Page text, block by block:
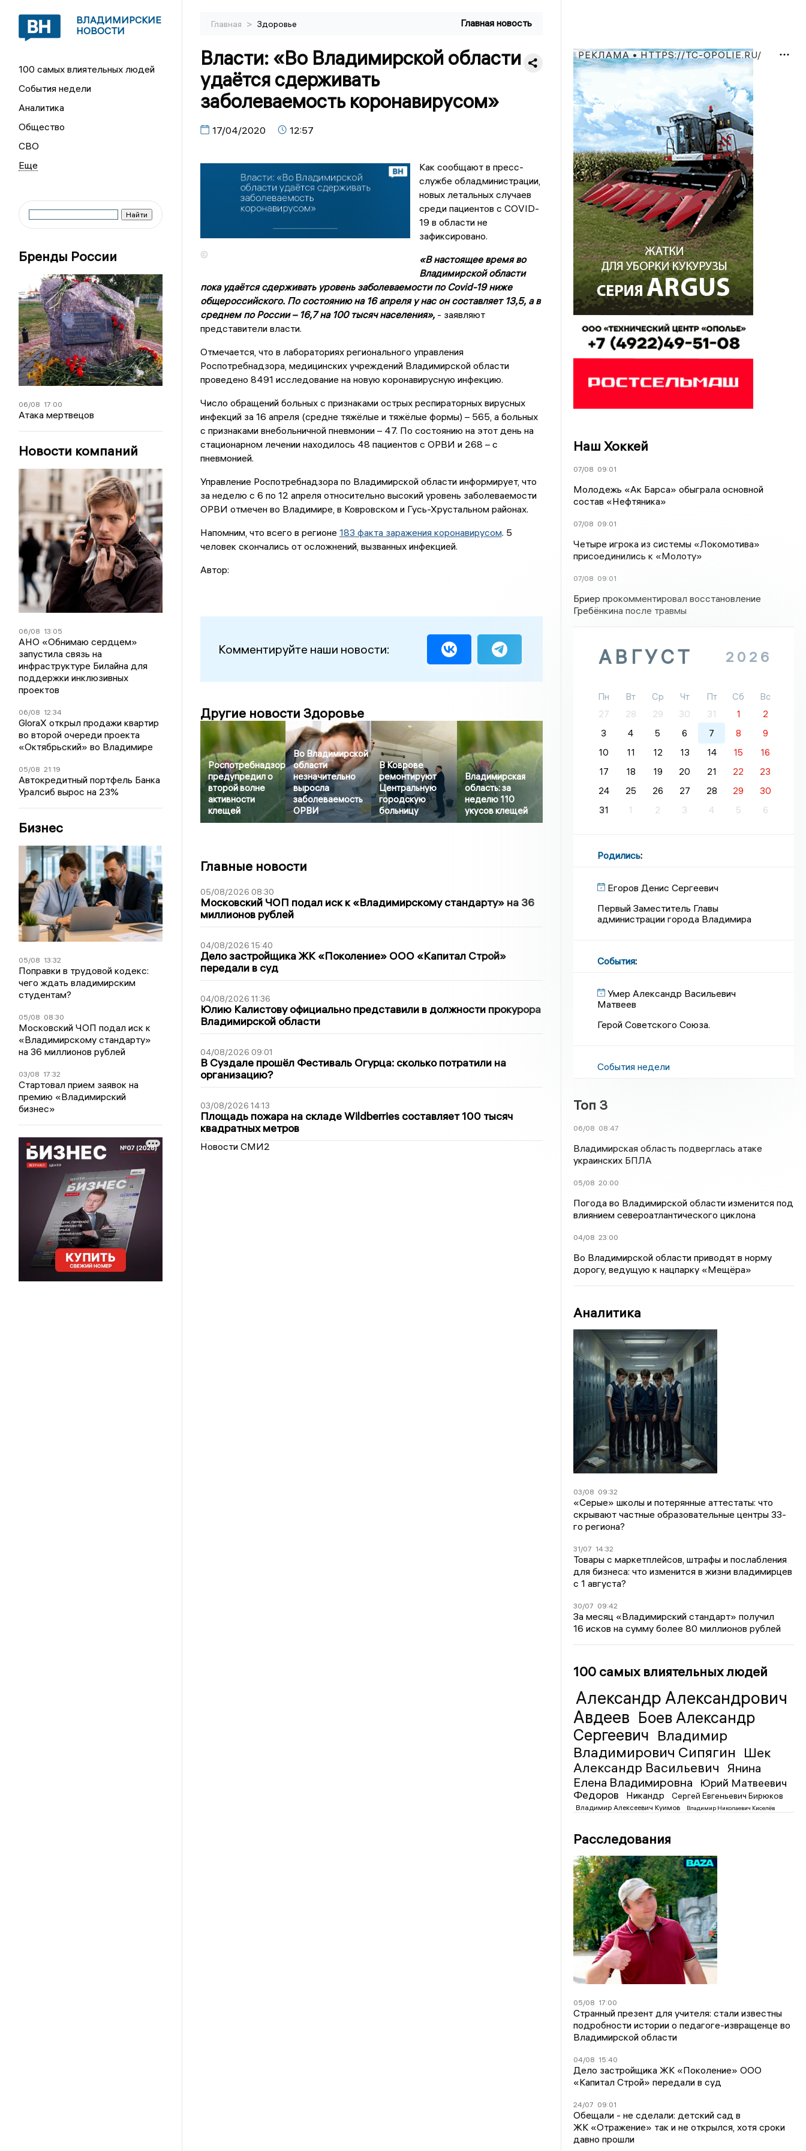
ВЛАДИМИРСКИЕ
НОВОСТИ
100 самых влиятельных людей
События недели
Аналитика
Общество
СВО
Бренды России
06/08 17:00
Атака мертвецов
Новости компаний
06/08 13:05
АНО «Обнимаю сердцем»
запустила связь на
инфраструктуре Билайна для
поддержки инклюзивных
проектов
06/08 12:34
GloraX открыл продажи квартир
во второй очереди проекта
«Октябрьский» во Владимире
05/08 21:19
Автокредитный портфель Банка
Уралсиб вырос на 23%
Бизнес
05/08 13:32
Поправки в трудовой кодекс:
чего ждать владимирским
студентам?
05/08 08:30
Московский ЧОП подал иск к
«Владимирскому стандарту»
на 36 миллионов рублей
03/08 17:32
Стартовал прием заявок на
премию «Владимирский
бизнес»
Главная > Здоровье Главная новость
Власти: «Во Владимирской области
удаётся сдерживать
заболеваемость коронавирусом»
17/04/2020 12:57
©
Как сообщают в пресс-
службе обладминистрации,
новых летальных случаев
среди пациентов с COVID-
19 в области не
зафиксировано.
«В настоящее время во
Владимирской области
пока удаётся сдерживать уровень заболеваемости по Covid-19 ниже
общероссийского. По состоянию на 16 апреля у нас он составляет 13,5, а в
среднем по России – 16,7 на 100 тысяч населения», - заявляют
представители власти.
Отмечается, что в лабораториях регионального управления
Роспотребнадзора, медицинских учреждений Владимирской области
проведено 8491 исследование на новую коронавирусную инфекцию.
Число обращений больных с признаками острых респираторных вирусных
инфекций за 16 апреля (средне тяжёлые и тяжёлые формы) – 565, а больных
с признаками внебольничной пневмонии – 47. По состоянию на этот день на
стационарном лечении находилось 48 пациентов с ОРВИ и 268 – с
пневмонией.
Управление Роспотребнадзора по Владимирской области информирует, что
за неделю с 6 по 12 апреля относительно высокий уровень заболеваемости
ОРВИ отмечен во Владимире, в Ковровском и Гусь-Хрустальном районах.
Напомним, что всего в регионе 183 факта заражения коронавирусом. 5
человек скончались от осложнений, вызванных инфекцией.
Автор:
Комментируйте наши новости:
Другие новости Здоровье
Роспотребнадзор
предупредил о
второй волне
активности
клещей
Во Владимирской
области
незначительно
выросла
заболеваемость
ОРВИ
В Коврове
ремонтируют
Центральную
городскую
больницу
Владимирская
область: за
неделю 110
укусов клещей
Главные новости
05/08/2026 08:30
Московский ЧОП подал иск к «Владимирскому стандарту» на 36
миллионов рублей
04/08/2026 15:40
Дело застройщика ЖК «Поколение» ООО «Капитал Строй»
передали в суд
04/08/2026 11:36
Юлию Калистову официально представили в должности прокурора
Владимирской области
04/08/2026 09:01
В Суздале прошёл Фестиваль Огурца: сколько потратили на
организацию?
03/08/2026 14:13
Площадь пожара на складе Wildberries составляет 100 тысяч
квадратных метров
Новости СМИ2
РЕКЛАМА • HTTPS://TC-OPOLIE.RU/
Наш Хоккей
07/08 09:01
Молодежь «Ак Барса» обыграла основной
состав «Нефтяника»
07/08 09:01
Четыре игрока из системы «Локомотива»
присоединились к «Молоту»
07/08 09:01
Бриер прокомментировал восстановление
Гребёнкина после травмы
АВГУСТ 2026
Пн Вт Ср Чт Пт Сб
Вс
27
28 29 30 31 1
2
3
4 5 6 7 8
9
10
11 12 13 14 15
16
17
18 19 20 21 22
23
24
25 26 27 28 29
30
31
1 2 3 4 5 6
Родились:
Егоров Денис Сергеевич
Первый Заместитель Главы
администрации города Владимира
События:
Умер Александр Васильевич
Матвеев
Герой Советского Союза.
События недели
Топ 3
06/08 08:47
Владимирская область подверглась атаке
украинских БПЛА
05/08 20:00
Погода во Владимирской области изменится под
влиянием североатлантического циклона
04/08 23:00
Во Владимирской области приводят в норму
дорогу, ведущую к нацпарку «Мещёра»
Аналитика
03/08 09:32
«Серые» школы и потерянные аттестаты: что
скрывают частные образовательные центры 33-
го региона?
31/07 14:32
Товары с маркетплейсов, штрафы и послабления
для бизнеса: что изменится в жизни владимирцев
с 1 августа?
30/07 09:42
За месяц «Владимирский стандарт» получил
16 исков на сумму более 80 миллионов рублей
100 самых влиятельных людей
Александр Александрович
Авдеев Боев Александр
Сергеевич Владимир
Владимирович Сипягин Шек
Александр Васильевич
Янина
Елена Владимировна
Юрий Матвеевич
Федоров
Никандр Сергей Евгеньевич Бирюков
Владимир Алексеевич Куимов Владимир Николаевич Киселёв
Расследования
05/08 17:00
Странный презент для учителя: стали известны
подробности истории о педагоге-извращенце во
Владимирской области
04/08 15:40
Дело застройщика ЖК «Поколение» ООО
«Капитал Строй» передали в суд
24/07 09:01
Обещали - не сделали: детский сад в
ЖК «Отражение» так и не открылся, хотя сроки
давно прошли